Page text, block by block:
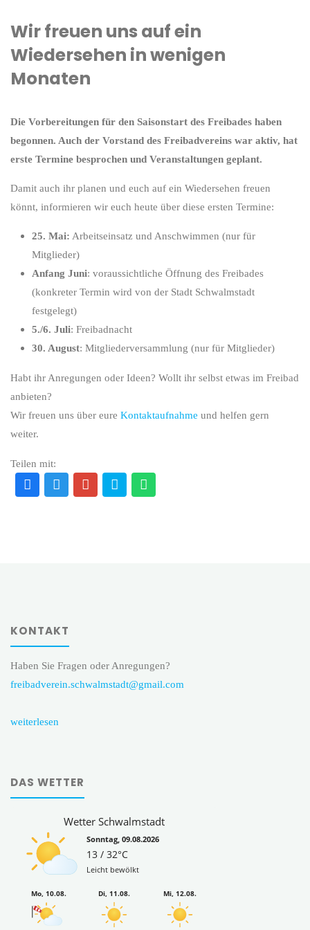
Wir freuen uns auf ein
Wiedersehen in wenigen
Monaten
Die Vorbereitungen für den Saisonstart des Freibades haben
begonnen. Auch der Vorstand des Freibadvereins war aktiv, hat
erste Termine besprochen und Veranstaltungen geplant.
Damit auch ihr planen und euch auf ein Wiedersehen freuen
könnt, informieren wir euch heute über diese ersten Termine:
25. Mai: Arbeitseinsatz und Anschwimmen (nur für
Mitglieder)
Anfang Juni: voraussichtliche Öffnung des Freibades
(konkreter Termin wird von der Stadt Schwalmstadt
festgelegt)
5./6. Juli: Freibadnacht
30. August: Mitgliederversammlung (nur für Mitglieder)
Habt ihr Anregungen oder Ideen? Wollt ihr selbst etwas im Freibad
anbieten?
Wir freuen uns über eureKontaktaufnahme und helfen gern
weiter.
Teilen mit:
KONTAKT
Haben Sie Fragen oder Anregungen?
freibadverein.schwalmstadt@gmail.com
weiterlesen
DAS WETTER
Wetter Schwalmstadt
Sonntag, 09.08.2026
13 / 32°C
Leicht bewölkt
Mo, 10.08. Di, 11.08. Mi, 12.08.